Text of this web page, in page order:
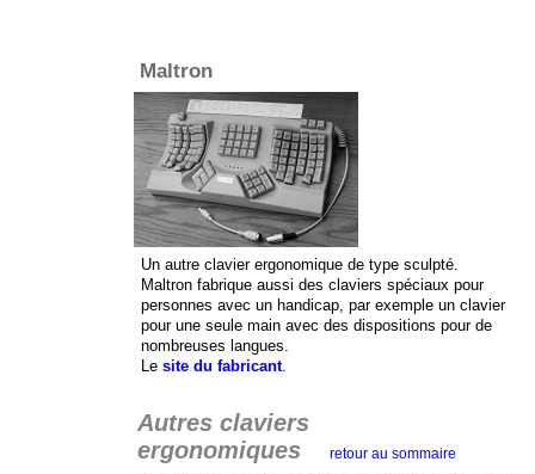
Maltron
Un autre clavier ergonomique de type sculpté.
Maltron fabrique aussi des claviers spéciaux pour
personnes avec un handicap, par exemple un clavier
pour une seule main avec des dispositions pour de
nombreuses langues.
Lesite du fabricant.
Autres claviers
ergonomiques
retour au sommaire